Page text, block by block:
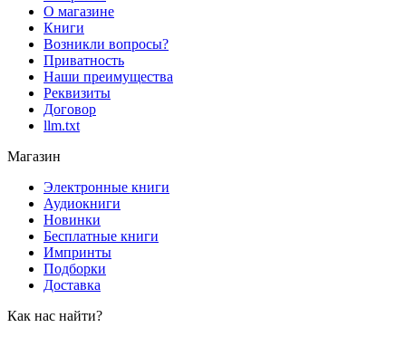
О магазине
Книги
Возникли вопросы?
Приватность
Наши преимущества
Реквизиты
Договор
llm.txt
Магазин
Электронные книги
Аудиокниги
Новинки
Бесплатные книги
Импринты
Подборки
Доставка
Как нас найти?